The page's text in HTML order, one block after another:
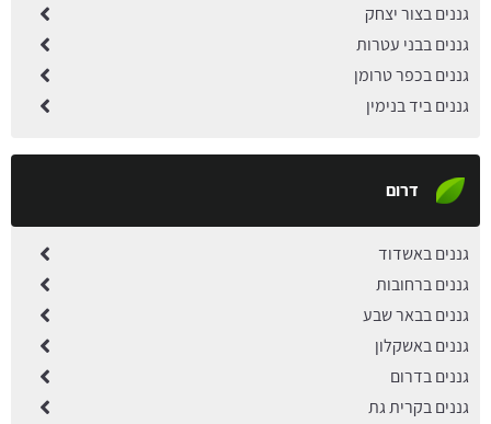
גננים בצור יצחק
גננים בבני עטרות
גננים בכפר טרומן
גננים ביד בנימין
דרום
גננים באשדוד
גננים ברחובות
גננים בבאר שבע
גננים באשקלון
גננים בדרום
גננים בקרית גת